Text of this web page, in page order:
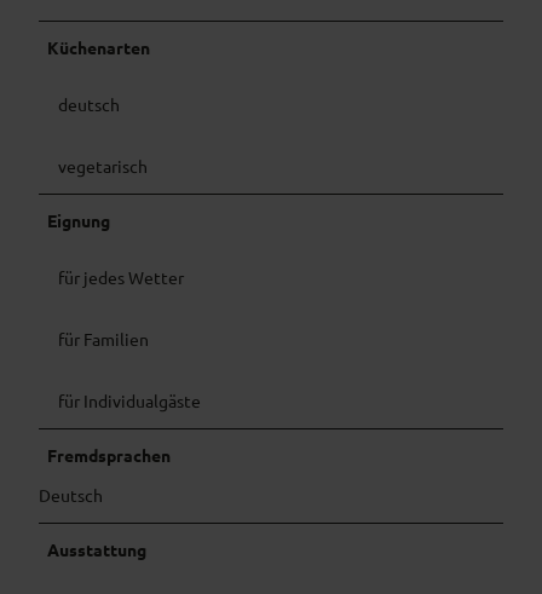
Küchenarten
deutsch
vegetarisch
Eignung
für jedes Wetter
für Familien
für Individualgäste
Fremdsprachen
Deutsch
Ausstattung